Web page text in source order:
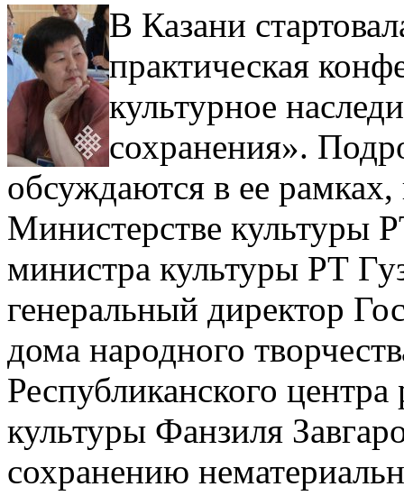
В Казани
практическая
культурное
сохранения».
обсуждаются в ее
Министерстве культуры
министра культуры РТ
генеральный директор
дома народного
Республиканского
культуры Фанзиля
сохранению